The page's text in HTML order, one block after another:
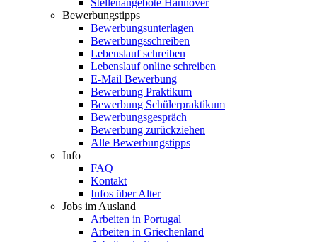
Stellenangebote Hannover
Bewerbungstipps
Bewerbungsunterlagen
Bewerbungsschreiben
Lebenslauf schreiben
Lebenslauf online schreiben
E-Mail Bewerbung
Bewerbung Praktikum
Bewerbung Schülerpraktikum
Bewerbungsgespräch
Bewerbung zurückziehen
Alle Bewerbungstipps
Info
FAQ
Kontakt
Infos über Alter
Jobs im Ausland
Arbeiten in Portugal
Arbeiten in Griechenland